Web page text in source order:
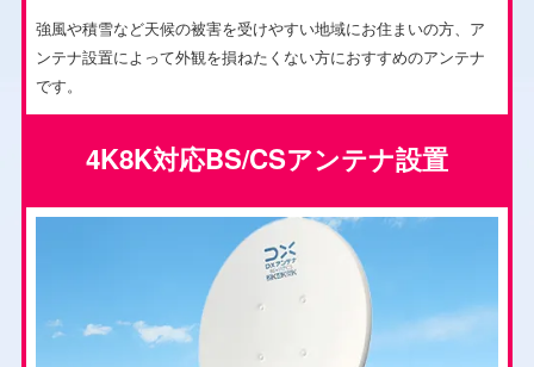
強風や積雪など天候の被害を受けやすい地域にお住まいの方、ア
ンテナ設置によって外観を損ねたくない方におすすめのアンテナ
です。
4K8K対応BS/CSアンテナ設置